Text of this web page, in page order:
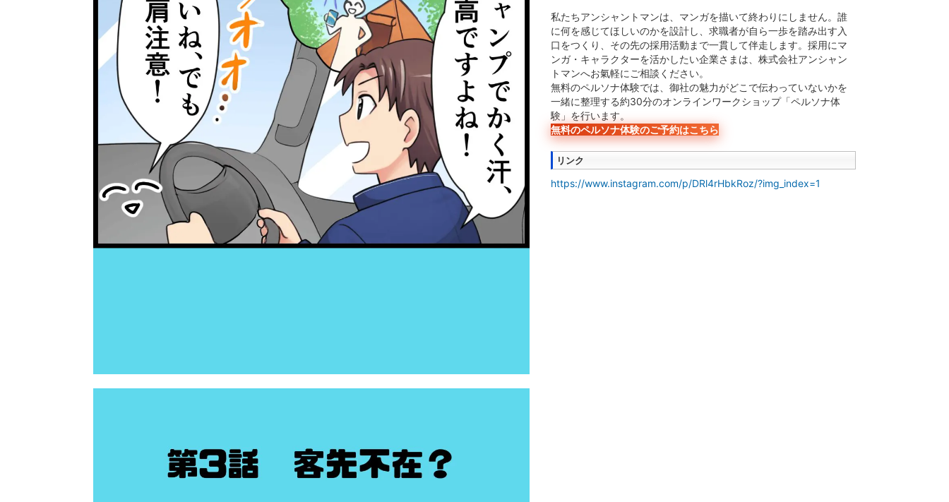
私たちアンシャントマンは、マンガを描いて終わりにしません。誰
に何を感じてほしいのかを設計し、求職者が自ら一歩を踏み出す入
口をつくり、その先の採用活動まで一貫して伴走します。採用にマ
ンガ・キャラクターを活かしたい企業さまは、株式会社アンシャン
トマンへお氣軽にご相談ください。
無料のペルソナ体験では、御社の魅力がどこで伝わっていないかを
一緒に整理する約30分のオンラインワークショップ「ペルソナ体
験」を行います。
無料のペルソナ体験のご予約はこちら
リンク
https://www.instagram.com/p/DRl4rHbkRoz/?img_index=1